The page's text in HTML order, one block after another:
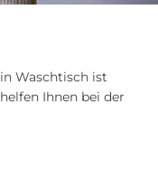
Waschtisch ist
Ihnen bei der